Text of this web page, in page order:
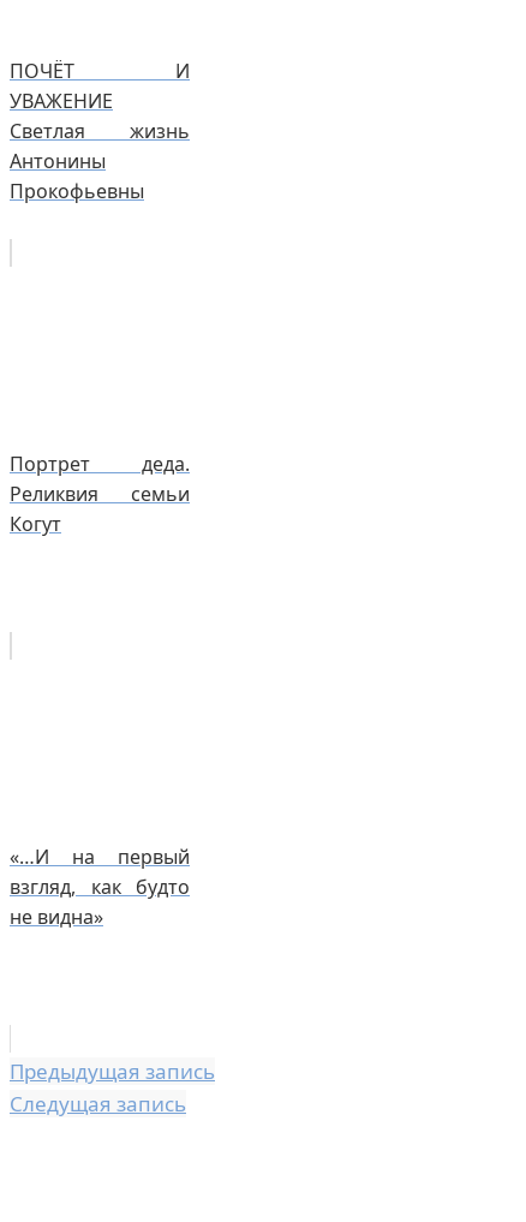
ПОЧЁТ И
УВАЖЕНИЕ
Светлая жизнь
Антонины
Прокофьевны
Портрет деда.
Реликвия семьи
Когут
«…И на первый
взгляд, как будто
не видна»
Предыдущая запись
Следущая запись